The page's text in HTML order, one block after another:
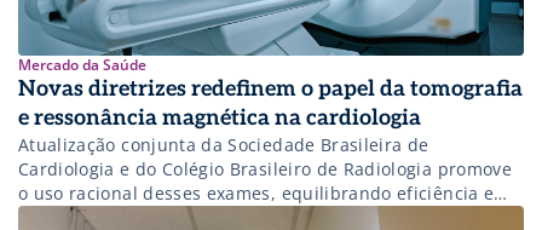
Mercado da Saúde
Novas diretrizes redefinem o papel da tomografia
e ressonância magnética na cardiologia
Atualização conjunta da Sociedade Brasileira de
Cardiologia e do Colégio Brasileiro de Radiologia promove
o uso racional desses exames, equilibrando eficiência e
custo-benefício.